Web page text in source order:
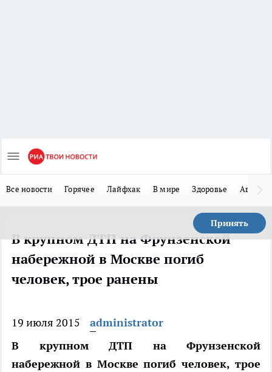
Все новости Горячее Лайфхак В мире Здоровье Авто
Принять
В крупном ДТП на Фрунзенской
набережной в Москве погиб
человек, трое ранены
19 июля 2015
administrator
В крупном ДТП на Фрунзенской
набережной в Москве погиб человек, трое